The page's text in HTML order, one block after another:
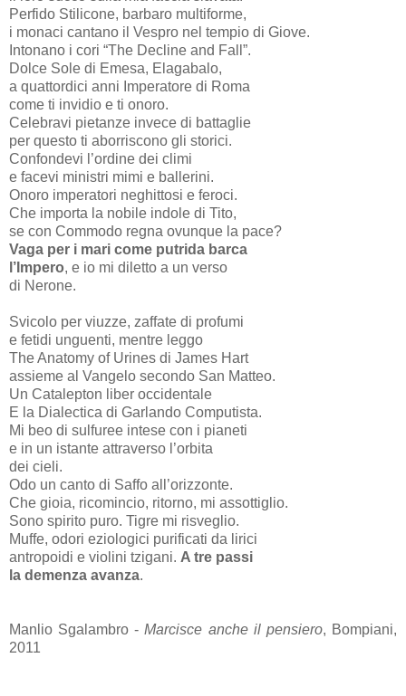
Perfido Stilicone, barbaro multiforme,
i monaci cantano il Vespro nel tempio di Giove.
Intonano i cori “The Decline and Fall”.
Dolce Sole di Emesa, Elagabalo,
a quattordici anni Imperatore di Roma
come ti invidio e ti onoro.
Celebravi pietanze invece di battaglie
per questo ti aborriscono gli storici.
Confondevi l’ordine dei climi
e facevi ministri mimi e ballerini.
Onoro imperatori neghittosi e feroci.
Che importa la nobile indole di Tito,
se con Commodo regna ovunque la pace?
Vaga per i mari come putrida barca
l’Impero, e io mi diletto a un verso
di Nerone.
Svicolo per viuzze, zaffate di profumi
e fetidi unguenti, mentre leggo
The Anatomy of Urines di James Hart
assieme al Vangelo secondo San Matteo.
Un Catalepton liber occidentale
E la Dialectica di Garlando Computista.
Mi beo di sulfuree intese con i pianeti
e in un istante attraverso l’orbita
dei cieli.
Odo un canto di Saffo all’orizzonte.
Che gioia, ricomincio, ritorno, mi assottiglio.
Sono spirito puro. Tigre mi risveglio.
Muffe, odori eziologici purificati da lirici
antropoidi e violini tzigani. A tre passi
la demenza avanza.
Manlio Sgalambro -Marcisce anche il pensiero, Bompiani,
2011